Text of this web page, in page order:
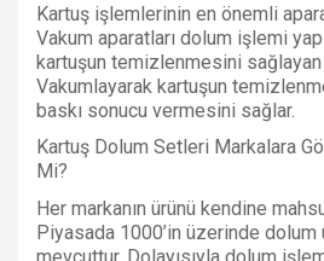
Kartuş işlemlerinin en önemli
Vakum aparatları dolum işlemi
kartuşun temizlenmesini sağlayan
Vakumlayarak kartuşun
baskı sonucu vermesini sağlar.
Kartuş Dolum Setleri Markalara
Mi?
Her markanın ürünü kendine
Piyasada 1000’in üzerinde